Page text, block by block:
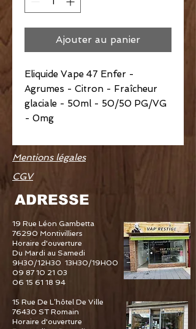
Ajouter au panier
Eliquide Vape 47 Enfer -
Agrumes - Citron - Fraîcheur
glaciale - 50ml - 50/50 PG/VG
- 0mg
Mentions légales
CGV
ADRESSE
19 Rue Léon Gambetta
76290 Montivilliers
Horaire d'ouverture
Du Mardi au Samedi
9H30/12H30 13H30/19H00
09 87 10 21 03
06 15 61 18 94
15 Rue De L’hôtel De Ville
76430 ST Romain
Horaire d'ouverture